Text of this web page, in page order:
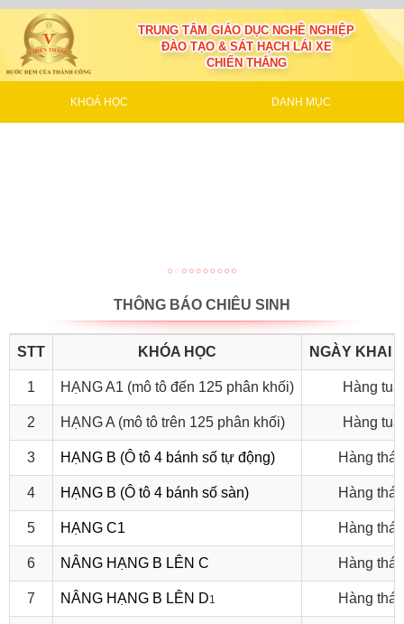
TRUNG TÂM GIÁO DỤC NGHỀ NGHIỆP
ĐÀO TẠO & SÁT HẠCH LÁI XE
CHIẾN THẮNG
KHOÁ HỌC DANH MỤC
THÔNG BÁO CHIÊU SINH
STT KHÓA HỌC NGÀY KHAI
1 HẠNG A1 (mô tô đến 125 phân khối) Hàng
2 HẠNG A (mô tô trên 125 phân khối) Hàng
3 HẠNG B (Ô tô 4 bánh số tự động) Hàng
4 HẠNG B (Ô tô 4 bánh số sàn) Hàng
5 HẠNG C1 Hàng
6 NÂNG HẠNG B LÊN C Hàng
7 NÂNG HẠNG B LÊN D1 Hàng